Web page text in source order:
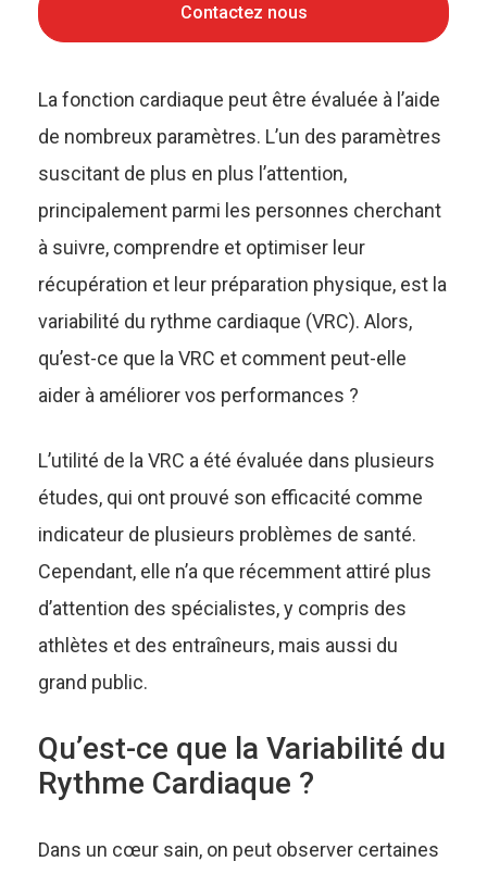
Contactez nous
La fonction cardiaque peut être évaluée à l’aide
de nombreux paramètres. L’un des paramètres
suscitant de plus en plus l’attention,
principalement parmi les personnes cherchant
à suivre, comprendre et optimiser leur
récupération et leur préparation physique, est la
variabilité du rythme cardiaque (VRC). Alors,
qu’est-ce que la VRC et comment peut-elle
aider à améliorer vos performances ?
L’utilité de la VRC a été évaluée dans plusieurs
études, qui ont prouvé son efficacité comme
indicateur de plusieurs problèmes de santé.
Cependant, elle n’a que récemment attiré plus
d’attention des spécialistes, y compris des
athlètes et des entraîneurs, mais aussi du
grand public.
Qu’est-ce que la Variabilité du
Rythme Cardiaque ?
Dans un cœur sain, on peut observer certaines